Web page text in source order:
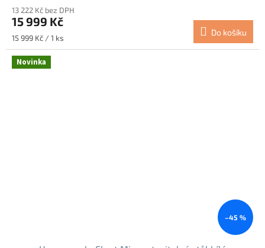
13 222 Kč bez DPH
15 999 Kč
Měrná
cena:
15 999 Kč / 1 ks
Do košíku
Novinka
–45 %